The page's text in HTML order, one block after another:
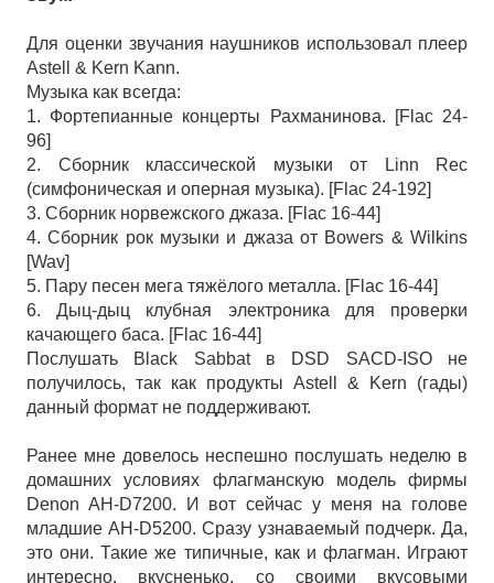
Для оценки звучания наушников использовал плеер
Astell & Kern Kann.
Музыка как всегда:
1. Фортепианные концерты Рахманинова. [Flac 24-
96]
2. Сборник классической музыки от Linn Rec
(симфоническая и оперная музыка). [Flac 24-192]
3. Сборник норвежского джаза. [Flac 16-44]
4. Сборник рок музыки и джаза от Bowers & Wilkins
[Wav]
5. Пару песен мега тяжёлого металла. [Flac 16-44]
6. Дыц-дыц клубная электроника для проверки
качающего баса. [Flac 16-44]
Послушать Black Sabbat в DSD SACD-ISO не
получилось, так как продукты Astell & Kern (гады)
данный формат не поддерживают.
Ранее мне довелось неспешно послушать неделю в
домашних условиях флагманскую модель фирмы
Denon AH-D7200. И вот сейчас у меня на голове
младшие AH-D5200. Сразу узнаваемый подчерк. Да,
это они. Такие же типичные, как и флагман. Играют
интересно, вкусненько, со своими вкусовыми